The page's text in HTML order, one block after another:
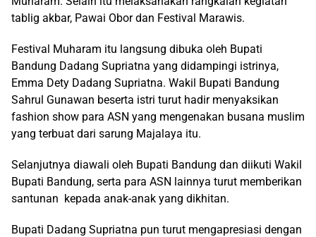
tablig akbar, Pawai Obor dan Festival Marawis.
Festival Muharam itu langsung dibuka oleh Bupati
Bandung Dadang Supriatna yang didampingi istrinya,
Emma Dety Dadang Supriatna. Wakil Bupati Bandung
Sahrul Gunawan beserta istri turut hadir menyaksikan
fashion show para ASN yang mengenakan busana muslim
yang terbuat dari sarung Majalaya itu.
Selanjutnya diawali oleh Bupati Bandung dan diikuti Wakil
Bupati Bandung, serta para ASN lainnya turut memberikan
santunan kepada anak-anak yang dikhitan.
Bupati Dadang Supriatna pun turut mengapresiasi dengan